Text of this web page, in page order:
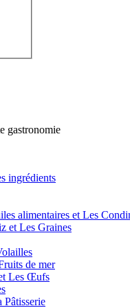
gastronomie
ingrédients
alimentaires et Les
et Les Graines
de mer
Les Œufs